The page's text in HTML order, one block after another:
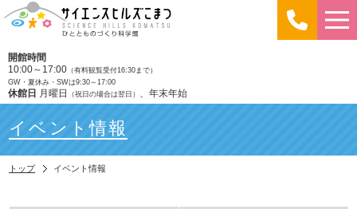
開館時間
10:00～17:00 （有料観覧受付16:30まで）
GW・夏休み・SWは9:30～17:00
休館日 月曜日 （祝日の場合は翌日） 、年末年始
イベント情報
トップ イベント情報